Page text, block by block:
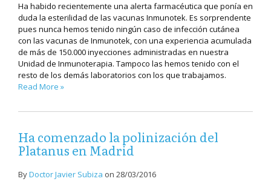
Ha habido recientemente una alerta farmacéutica que ponía en
duda la esterilidad de las vacunas Inmunotek. Es sorprendente
pues nunca hemos tenido ningún caso de infección cutánea
con las vacunas de Inmunotek, con una experiencia acumulada
de más de 150.000 inyecciones administradas en nuestra
Unidad de Inmunoterapia. Tampoco las hemos tenido con el
resto de los demás laboratorios con los que trabajamos.
Read More »
Ha comenzado la polinización del
Platanus en Madrid
ByDoctor Javier Subiza on 28/03/2016